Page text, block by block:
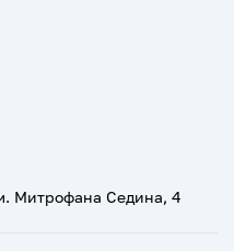
Митрофана Седина, 4